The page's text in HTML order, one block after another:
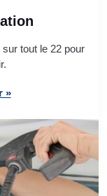
tout le 22 pour
»